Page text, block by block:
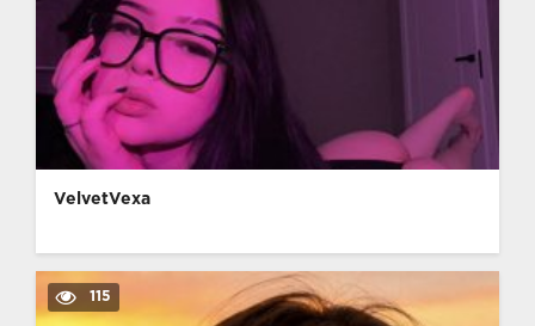
VelvetVexa
115